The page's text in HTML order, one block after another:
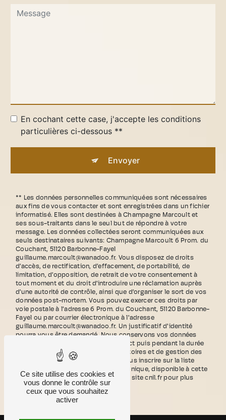
En cochant cette case, j'accepte les conditions
particulières ci-dessous **
Envoyer
** Les données personnelles communiquées sont nécessaires
aux fins de vous contacter et sont enregistrées dans un fichier
informatisé. Elles sont destinées à Champagne Marcoult et
ses sous-traitants dans le seul but de répondre à votre
message. Les données collectées seront communiquées aux
seuls destinataires suivants: Champagne Marcoult 6 Prom. du
Couchant, 51120 Barbonne-Fayel
guillaume.marcoult@wanadoo.fr. Vous disposez de droits
d’accès, de rectification, d’effacement, de portabilité, de
limitation, d’opposition, de retrait de votre consentement à
tout moment et du droit d’introduire une réclamation auprès
d’une autorité de contrôle, ainsi que d’organiser le sort de vos
données post-mortem. Vous pouvez exercer ces droits par
voie postale à l'adresse 6 Prom. du Couchant, 51120 Barbonne-
Fayel ou par courrier électronique à l'adresse
guillaume.marcoult@wanadoo.fr. Un justificatif d'identité
pourra vous être demandé. Nous conservons vos données
pendant la période de prise de contact puis pendant la durée
de prescription légale aux fins probatoires et de gestion des
contentieux. Vous avez le droit de vous inscrire sur la liste
d'opposition au démarchage téléphonique, disponible à cette
adresse: Bloctel.gouv.fr. Consultez le site cnil.fr pour plus
d’informations sur vos droits.
Ce site utilise des cookies et
vous donne le contrôle sur
ceux que vous souhaitez
activer